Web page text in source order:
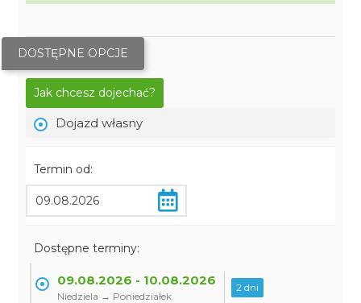
DOSTĘPNE OPCJE
Jak chcesz dojechać?
Dojazd własny
Termin od:
Dostępne terminy:
09.08.2026 - 10.08.2026
Niedziela → Poniedziałek
2 dni